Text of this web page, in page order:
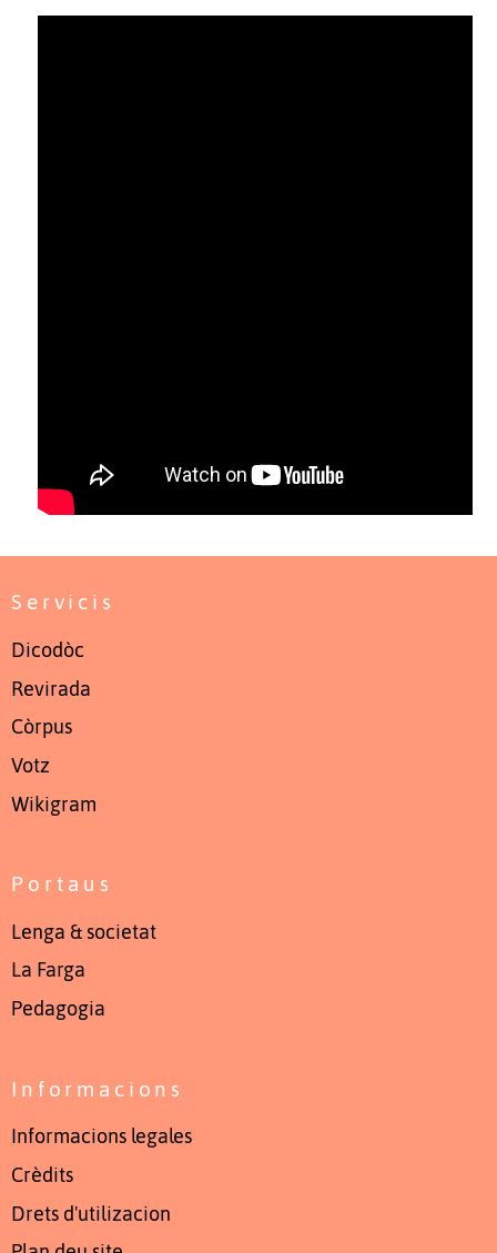
Servicis
Dicodòc
Revirada
Còrpus
Votz
Wikigram
Portaus
Lenga & societat
La Farga
Pedagogia
Informacions
Informacions legales
Crèdits
Drets d'utilizacion